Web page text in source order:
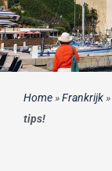
Home»Frankrijk»
tips!